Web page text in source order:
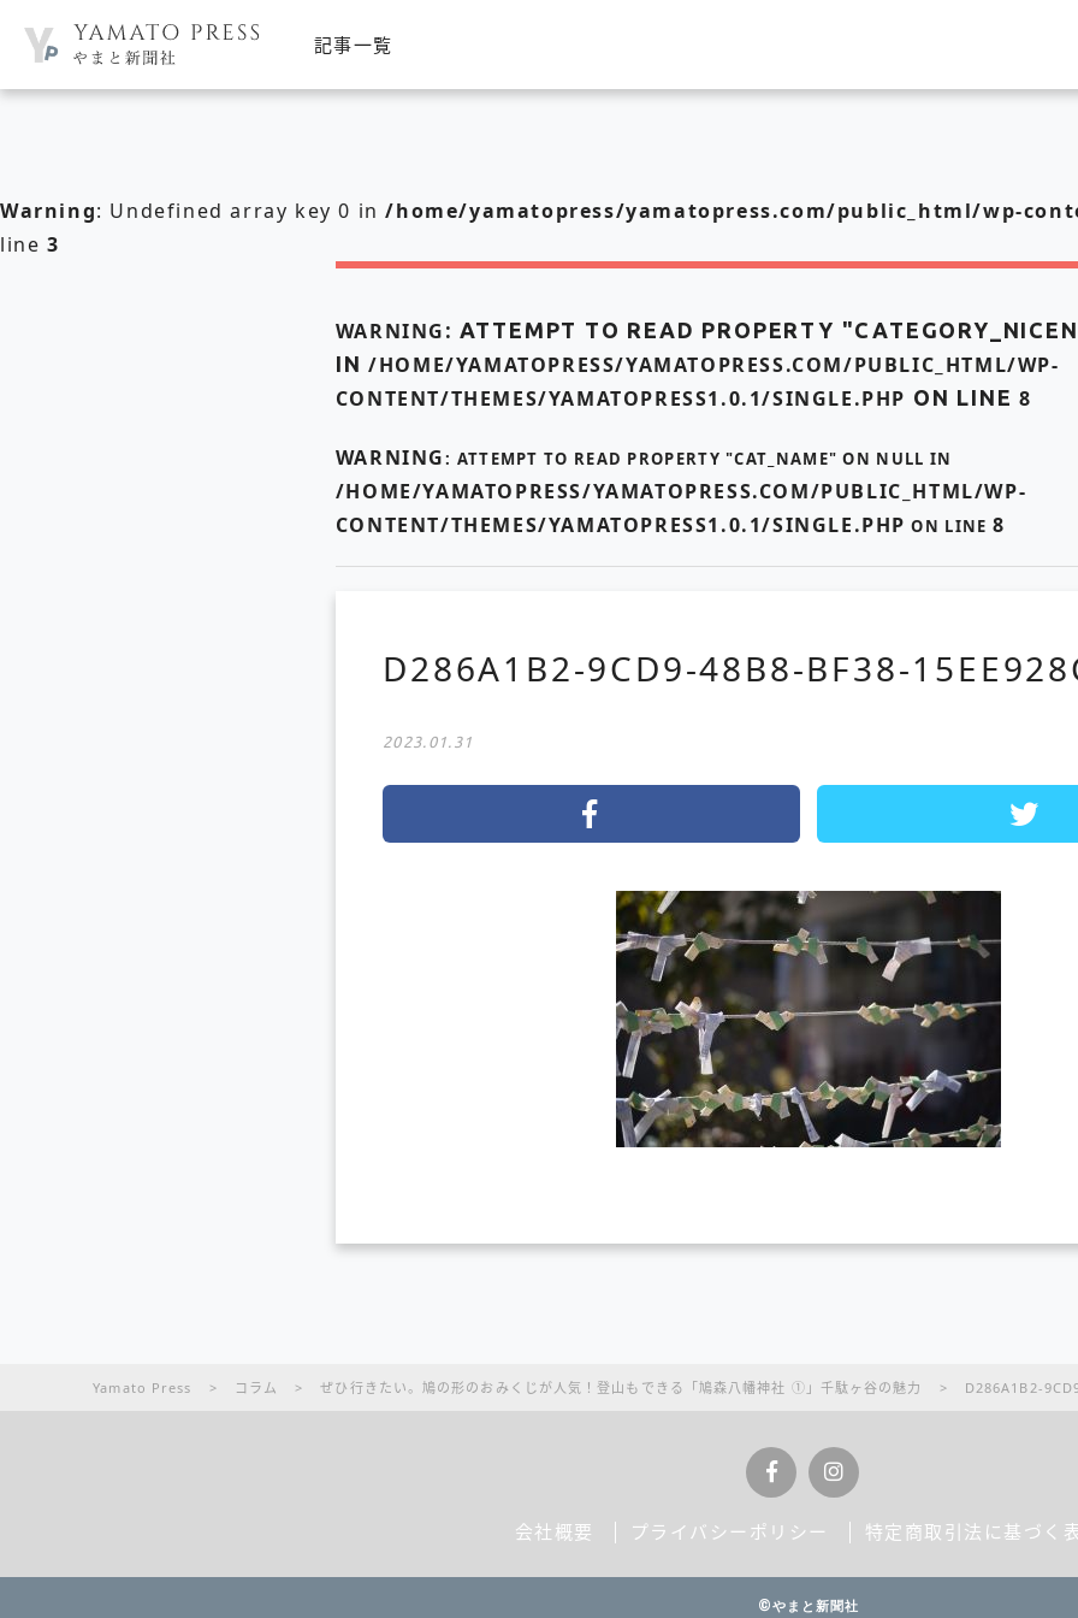
記事一覧
Warning: Undefined array key 0 in/home/yamatopress/yamatopress.com/public_html/wp-
line 3
WARNING : ATTEMPT TO READ PROPERTY
IN/HOME/YAMATOPRESS/YAMATOPRESS.COM/PUBLIC_HTML/WP-
CONTENT/THEMES/YAMATOPRESS1.0.1/SINGLE.PHP ON LINE8
WARNING: ATTEMPT TO READ PROPERTY "CAT_NAME" ON NULL IN
/HOME/YAMATOPRESS/YAMATOPRESS.COM/PUBLIC_HTML/WP-
CONTENT/THEMES/YAMATOPRESS1.0.1/SINGLE.PHP ON LINE 8
D286A1B2-9CD9-48B8-BF38-
2023.01.31
Yamato Press > コラム > ぜひ行きたい。鳩の形のおみくじが人気！登山もできる「鳩森八幡神社 ①」千駄ヶ谷の魅力 > D286A1B2-
会社概要 プライバシーポリシー 特定商取引法に基づく
©やまと新聞社